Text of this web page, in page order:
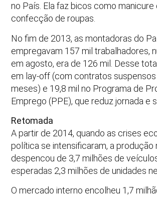
no País. Ela faz bicos como manicure
confecção de roupas.
No fim de 2013, as montadoras do
empregavam 157 mil trabalhadores,
em agosto, era de 126 mil. Desse
em lay-off (com contratos
meses) e 19,8 mil no Programa de
Emprego (PPE), que reduz jornada e
Retomada
A partir de 2014, quando as crises
política se intensificaram, a produção
despencou de 3,7 milhões de
esperadas 2,3 milhões de unidades
O mercado interno encolheu 1,7